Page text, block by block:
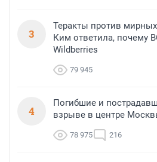
3
Теракты против
Ким ответила, почему
Wildberries
79 945
4
Погибшие и
взрыве в центре
78 975 216